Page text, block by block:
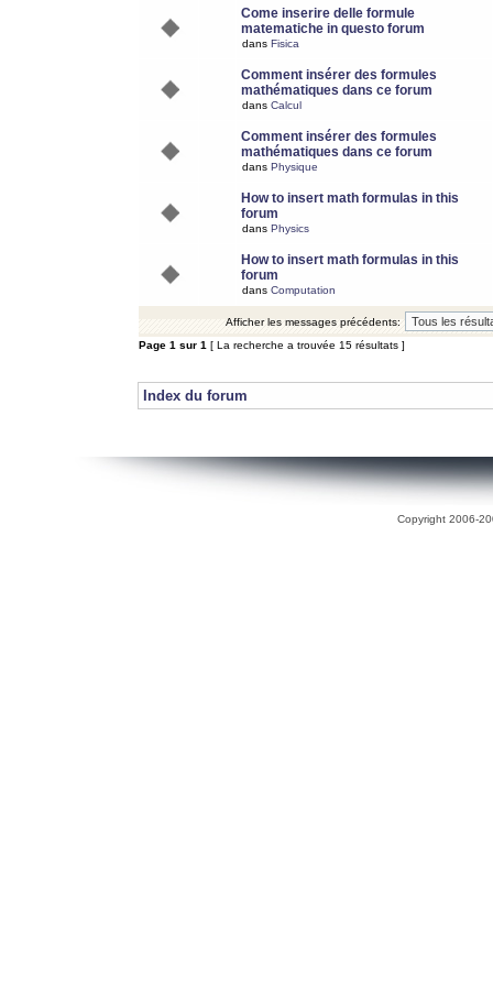
Come inserire delle formule
matematiche in questo forum
dans Fisica
Comment insérer des formules
mathématiques dans ce forum
dans Calcul
Comment insérer des formules
mathématiques dans ce forum
dans Physique
How to insert math formulas in this
forum
dans Physics
How to insert math formulas in this
forum
dans Computation
Afficher les messages précédents:
Page 1 sur 1 [ La recherche a trouvée 15 résultats ]
Index du forum
Copyright 2006-